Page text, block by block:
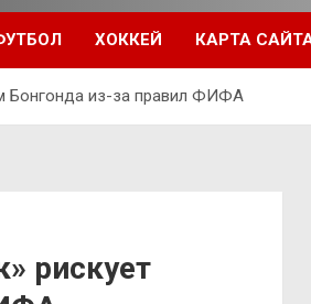
ХОККЕЙ КАРТА
Бонгонда из-за правил ФИФА
рискует